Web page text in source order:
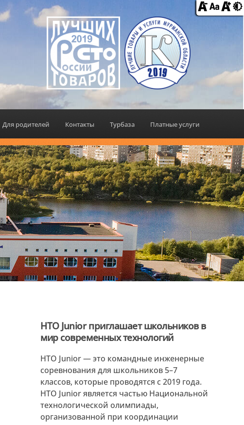
Для родителей Контакты Турбаза Платные услуги
НТО Junior приглашает школьников в
мир современных технологий
НТО Junior — это командные инженерные
соревнования для школьников 5–7
классов, которые проводятся с 2019 года.
НТО Junior является частью Национальной
технологической олимпиады,
организованной при координации